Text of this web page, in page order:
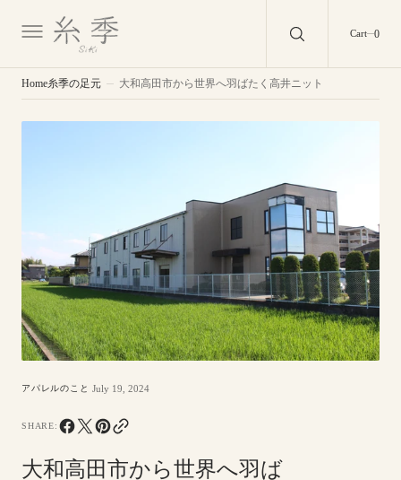
Cart 00
大和高田市から世界へ羽ば
Home糸季の足元 大和高田市から世界へ羽ばたく高井ニット
アパレルのこと July 19, 2024
SHARE: